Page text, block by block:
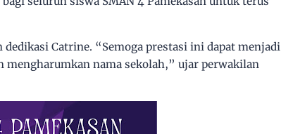
Catrine. “Semoga prestasi ini dapat menjadi
nama sekolah,” ujar perwakilan